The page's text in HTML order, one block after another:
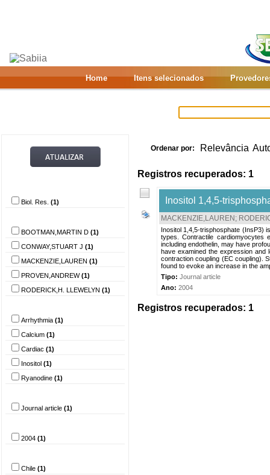
Home Itens selecionados
Biol. Res. (1)
BOOTMAN,MARTIN D (1)
CONWAY,STUART J (1)
MACKENZIE,LAUREN (1)
PROVEN,ANDREW(1)
RODERICK,H. LLEWELYN (1)
Arrhythmia (1)
Calcium (1)
Cardiac (1)
Inositol (1)
Ryanodine (1)
Journal article (1)
2004 (1)
Chile (1)
Ordenar por: Relevância
Registros recuperados: 1
Inositol 1,4,5-
MACKENZIE,LAUREN ;
Inositol 1,4,5-trisphosphate (InsP3)
types. Contractile cardiomyocytes
including endothelin, may have
have examined the expression and
contraction coupling (EC coupling).
found to evoke an increase in the
Tipo: Journal article
Ano: 2004
Registros recuperados: 1